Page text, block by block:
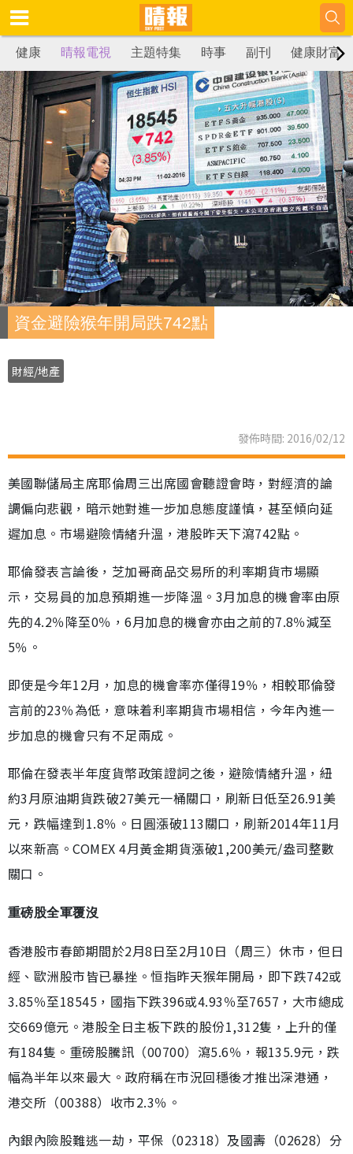
健康 晴報電視 主題特集 時事 副刊 健康財富
資金避險猴年開局跌742點
財經/地產
發佈時間: 2016/02/12
美國聯儲局主席耶倫周三出席國會聽證會時，對經濟的論
調偏向悲觀，暗示她對進一步加息態度謹慎，甚至傾向延
遲加息。市場避險情緒升溫，港股昨天下瀉742點。
耶倫發表言論後，芝加哥商品交易所的利率期貨市場顯
示，交易員的加息預期進一步降溫。3月加息的機會率由原
先的4.2％降至0％，6月加息的機會亦由之前的7.8％減至
5％。
即使是今年12月，加息的機會率亦僅得19％，相較耶倫發
言前的23％為低，意味着利率期貨市場相信，今年內進一
步加息的機會只有不足兩成。
耶倫在發表半年度貨幣政策證詞之後，避險情緒升溫，紐
約3月原油期貨跌破27美元一桶關口，刷新日低至26.91美
元，跌幅達到1.8％。日圓漲破113關口，刷新2014年11月
以來新高。COMEX 4月黃金期貨漲破1,200美元/盎司整數
關口。
重磅股全軍覆沒
香港股市春節期間於2月8日至2月10日（周三）休市，但日
經、歐洲股市皆已暴挫。恒指昨天猴年開局，即下跌742或
3.85％至18545，國指下跌396或4.93％至7657，大市總成
交669億元。港股全日主板下跌的股份1,312隻，上升的僅
有184隻。重磅股騰訊（00700）瀉5.6％，報135.9元，跌
幅為半年以來最大。政府稱在市況回穩後才推出深港通，
港交所（00388）收市2.3％。
內銀內險股難逃一劫，平保（02318）及國壽（02628）分